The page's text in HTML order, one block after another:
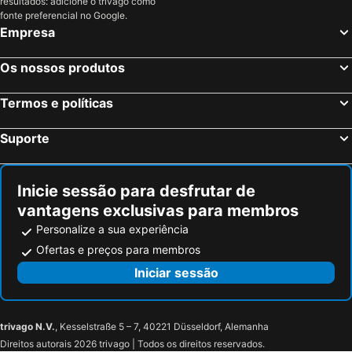
Estrasburgo, Alsácia Hotéis
Montévrain, França Hotéis
Colmar, Alsácia Hotéis
Magny le Hongre, França Hotéis
fonte preferencial no Google.
Empresa
Os nossos produtos
Termos e políticas
Suporte
Inicie sessão para desfrutar de
vantagens exclusivas para membros
Personalize a sua experiência
Ofertas e preços para membros
Iniciar sessão
trivago N.V., Kesselstraße 5 – 7, 40221 Düsseldorf, Alemanha
Direitos autorais 2026 trivago | Todos os direitos reservados.